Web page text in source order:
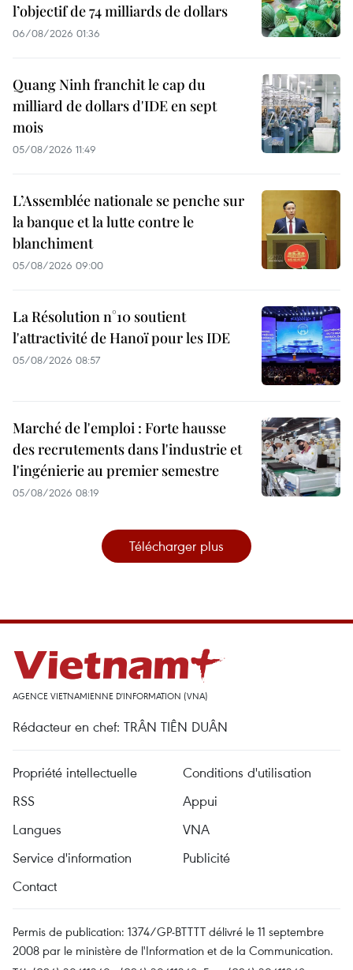
l’objectif de 74 milliards de dollars
06/08/2026 01:36
Quang Ninh franchit le cap du
milliard de dollars d'IDE en sept
mois
05/08/2026 11:49
L’Assemblée nationale se penche sur
la banque et la lutte contre le
blanchiment
05/08/2026 09:00
La Résolution n°10 soutient
l'attractivité de Hanoï pour les IDE
05/08/2026 08:57
Marché de l'emploi : Forte hausse
des recrutements dans l'industrie et
l'ingénierie au premier semestre
05/08/2026 08:19
Télécharger plus
AGENCE VIETNAMIENNE D'INFORMATION (VNA)
Rédacteur en chef: TRÂN TIÊN DUÂN
Propriété intellectuelle
Conditions d'utilisation
RSS
Appui
Langues
VNA
Service d'information
Publicité
Contact
Permis de publication: 1374/GP-BTTTT délivré le 11 septembre
2008 par le ministère de l'Information et de la Communication.